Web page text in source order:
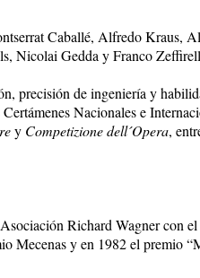
Caballé, Alfredo Kraus,
Nicolai Gedda y Franco
precisión de ingeniería y
Nacionales e
y Competizione dell´Opera,
Richard Wagner con el
Mecenas y en 1982 el premio